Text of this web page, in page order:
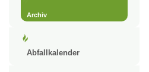
Archiv
Abfallkalender